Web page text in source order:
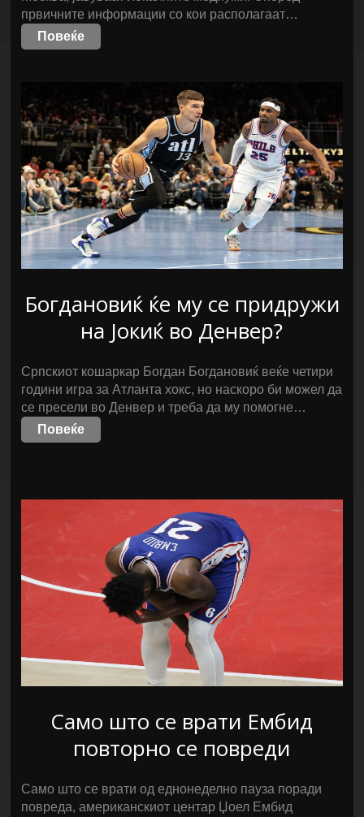
првичните информации со кои располагаат…
Повеќе
Богдановиќ ќе му се придружи
на Јокиќ во Денвер?
Српскиот кошаркар Богдан Богдановиќ веќе четири
години игра за Атланта хокс, но наскоро би можел да
се пресели во Денвер и треба да му помогне…
Повеќе
Само што се врати Ембид
повторно се повреди
Само што се врати од еднонеделно пауза поради
повреда, американскиот центар Џоел Ембид